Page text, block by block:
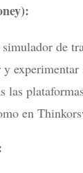
de
y
las
en